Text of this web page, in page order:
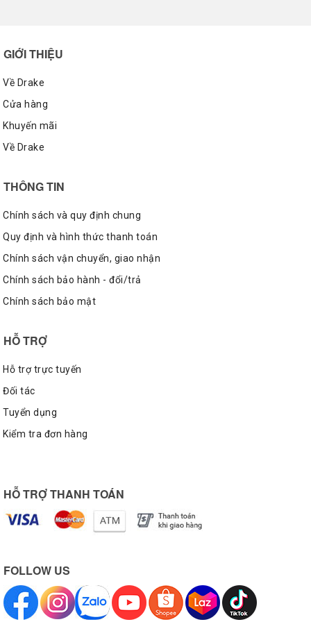
bàn thân hơn và giúp bạn mang tháo dễ dàng hơn. Thật
tiện lợi cho những buổi sáng chẳng may dậy muộn vì
không còn phải loay hoay với đôi giày trên chân nữa mà
bạn có thể kịp thời đến trường, đến công ty mà không lo
trễ giờ. Loại chất liệu mới này cũng giúp form giày trông
chuẩn hơn và nhìn bề ngoài có vẻ đẹp mắt hơn hẳn.
tinh tế, điểm thêm một chiếc patch logo màu trắng toàn
bộ, các chi tiết nổi bật thông thường đều được hạ sắc
độ để trở nên hòa hợp hơn với tổng thể. Điểm nhấn rõ
nét có thể thấy được là ngôi sao ở giữa được dập nổi
tape giúp bạn dễ dàng và tiện lợi hơn khi mang tháo, bên
cạnh đó trên chiếc tape có trang trí một đường màu
Wild Mango đầy phong cách và bắt mắt. Dây giày dạng
tròn đồng màu với upper cũng giúp tổng thể hài hòa hơn.
GIỚI THIỆU
Về Drake
Cửa hàng
Khuyến mãi
Về Drake
THÔNG TIN
Chính sách và quy định chung
Quy định và hình thức thanh toán
Chính sách vận chuyển, giao nhận
Chính sách bảo hành - đổi/trả
Chính sách bảo mật
HỖ TRỢ
Hỗ trợ trực tuyến
Đối tác
Tuyển dụng
Kiểm tra đơn hàng
HỖ TRỢ THANH TOÁN
FOLLOW US